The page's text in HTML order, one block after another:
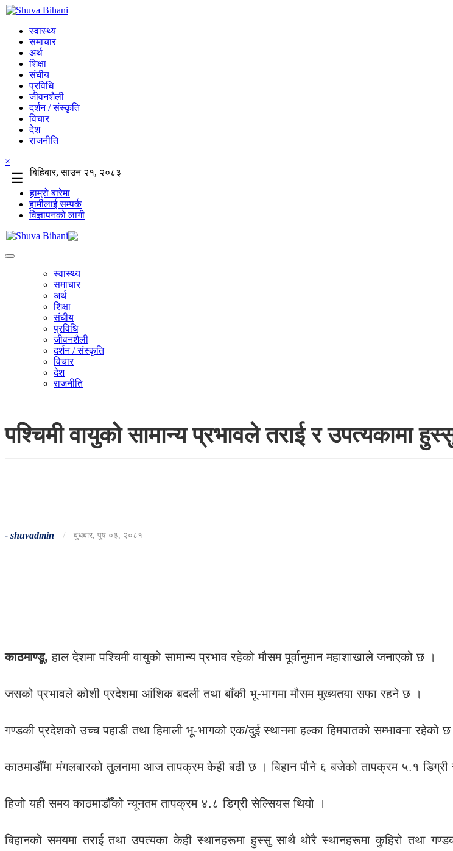
स्वास्थ्य
समाचार
अर्थ
शिक्षा
संघीय
प्रविधि
जीवनशैली
दर्शन / संस्कृति
विचार
देश
राजनीति
×
☰
बिहिबार, साउन २१, २०८३
हाम्रो बारेमा
हामीलाई सम्पर्क
विज्ञापनको लागी
स्वास्थ्य
समाचार
अर्थ
शिक्षा
संघीय
प्रविधि
जीवनशैली
दर्शन / संस्कृति
विचार
देश
राजनीति
पश्चिमी वायुको सामान्य प्रभावले तराई र उपत्यकामा
- shuvadmin / बुधबार, पुष ०३, २०८१
काठमाण्डू, हाल देशमा पश्चिमी वायुको सामान्य प्रभाव रहेको मौसम पूर्वानुमान महाशाखाले जनाएको छ ।
जसको प्रभावले कोशी प्रदेशमा आंशिक बदली तथा बाँकी भू-भागमा मौसम मुख्यतया सफा रहने छ ।
गण्डकी प्रदेशको उच्च पहाडी तथा हिमाली भू-भागको एक/दुई स्थानमा हल्का हिमपातको सम्भावना
काठमाडौँमा मंगलबारको तुलनामा आज तापक्रम केही बढी छ । बिहान पौने ६ बजेको तापक्रम ५.१
हिजो यही समय काठमाडौँको न्यूनतम तापक्रम ४.८ डिग्री सेल्सियस थियो ।
बिहानको समयमा तराई तथा उपत्यका केही स्थानहरूमा हुस्सु साथै थोरै स्थानहरूमा कुहिरो तथा